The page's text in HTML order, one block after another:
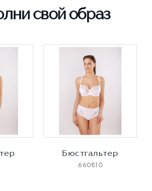
свой образ
Бюстгальтер
660810